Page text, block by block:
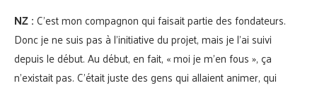
NZ :C’est mon compagnon qui faisait partie des fondateurs.
Donc je ne suis pas à l’initiative du projet, mais je l’ai suivi
depuis le début. Au début, en fait, « moi je m’en fous », ça
n’existait pas. C’était juste des gens qui allaient animer, qui